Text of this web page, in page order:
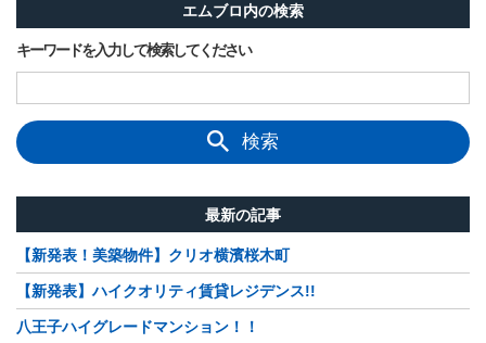
エムブロ内の検索
キーワードを入力して検索してください
検索
最新の記事
【新発表！美築物件】クリオ横濱桜木町
【新発表】ハイクオリティ賃貸レジデンス!!
八王子ハイグレードマンション！！